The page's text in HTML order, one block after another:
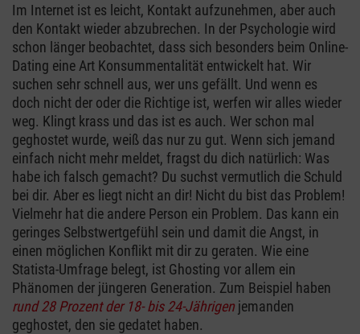
Im Internet ist es leicht, Kontakt aufzunehmen, aber auch
den Kontakt wieder abzubrechen. In der Psychologie wird
schon länger beobachtet, dass sich besonders beim Online-
Dating eine Art Konsummentalität entwickelt hat. Wir
suchen sehr schnell aus, wer uns gefällt. Und wenn es
doch nicht der oder die Richtige ist, werfen wir alles wieder
weg. Klingt krass und das ist es auch. Wer schon mal
geghostet wurde, weiß das nur zu gut. Wenn sich jemand
einfach nicht mehr meldet, fragst du dich natürlich: Was
habe ich falsch gemacht? Du suchst vermutlich die Schuld
bei dir. Aber es liegt nicht an dir! Nicht du bist das Problem!
Vielmehr hat die andere Person ein Problem. Das kann ein
geringes Selbstwertgefühl sein und damit die Angst, in
einen möglichen Konflikt mit dir zu geraten. Wie eine
Statista-Umfrage belegt, ist Ghosting vor allem ein
Phänomen der jüngeren Generation. Zum Beispiel haben
rund 28 Prozent der 18- bis 24-Jährigen jemanden
geghostet, den sie gedatet haben.